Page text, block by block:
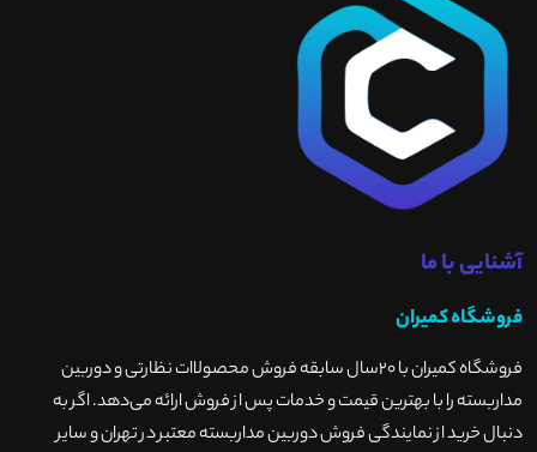
آشنایی با ما
فروشگاه کمیران
فروشگاه کمیران با ۲۰سال سابقه فروش محصولاات نظارتی و دوربین
مداربسته را با بهترین قیمت و خدمات پس از فروش ارائه می‌دهد. اگر به
دنبال خرید از نمایندگی فروش دوربین مداربسته معتبر در تهران و سایر